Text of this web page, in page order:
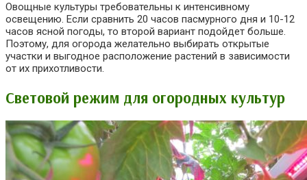
Овощные культуры требовательны к интенсивному
освещению. Если сравнить 20 часов пасмурного дня и 10-12
часов ясной погоды, то второй вариант подойдет больше.
Поэтому, для огорода желательно выбирать открытые
участки и выгодное расположение растений в зависимости
от их прихотливости.
Световой режим для огородных культур